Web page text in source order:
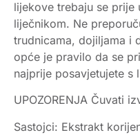
lijekove trebaju se prije
liječnikom. Ne
trudnicama, dojiljama i
opće je pravilo da se
najprije posavjetujete s
UPOZORENJA Čuvati
Sastojci: Ekstrakt